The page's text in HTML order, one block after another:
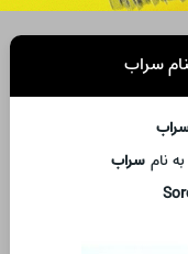
سراب
به نامسراب